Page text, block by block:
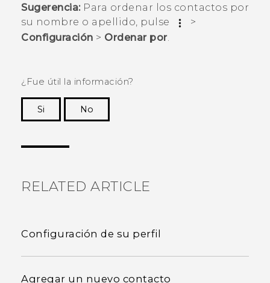
Sugerencia:Para ordenar los contactos por
su nombre o apellido, pulse
>
Configuración > Ordenar por.
¿Fue útil la información?
Si
No
RELATED ARTICLE
Configuración de su perfil
Agregar un nuevo contacto